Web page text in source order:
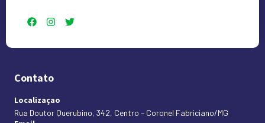
Contato
Localizaçao
Rua Doutor Querubino, 342, Centro – Coronel Fabriciano/MG